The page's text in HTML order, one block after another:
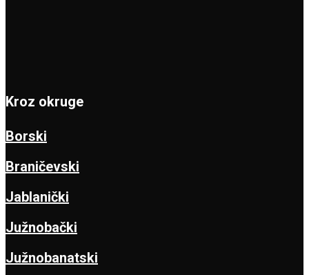
Kroz okruge
Borski
Braničevski
Jablanički
Južnobački
Južnobanatski